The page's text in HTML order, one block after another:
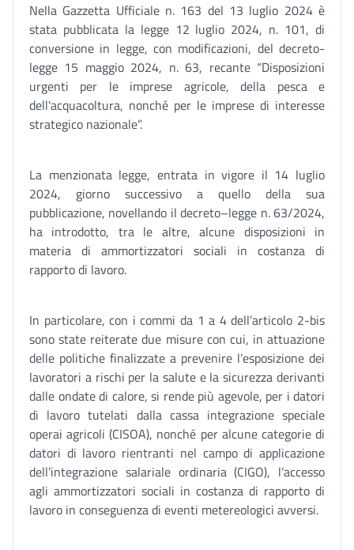
Nella Gazzetta Ufficiale n. 163 del 13 luglio 2024 è
stata pubblicata la legge 12 luglio 2024, n. 101, di
conversione in legge, con modificazioni, del decreto-
legge 15 maggio 2024, n. 63, recante “Disposizioni
urgenti per le imprese agricole, della pesca e
dell'acquacoltura, nonché per le imprese di interesse
strategico nazionale”.
La menzionata legge, entrata in vigore il 14 luglio
2024, giorno successivo a quello della sua
pubblicazione, novellando il decreto–legge n. 63/2024,
ha introdotto, tra le altre, alcune disposizioni in
materia di ammortizzatori sociali in costanza di
rapporto di lavoro.
In particolare, con i commi da 1 a 4 dell’articolo 2-bis
sono state reiterate due misure con cui, in attuazione
delle politiche finalizzate a prevenire l’esposizione dei
lavoratori a rischi per la salute e la sicurezza derivanti
dalle ondate di calore, si rende più agevole, per i datori
di lavoro tutelati dalla cassa integrazione speciale
operai agricoli (CISOA), nonché per alcune categorie di
datori di lavoro rientranti nel campo di applicazione
dell’integrazione salariale ordinaria (CIGO), l’accesso
agli ammortizzatori sociali in costanza di rapporto di
lavoro in conseguenza di eventi metereologici avversi.